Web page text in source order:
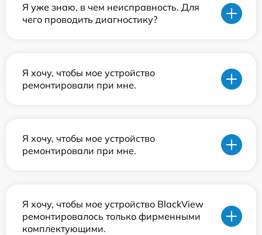
Я уже знаю, в чем неисправность. Для
чего проводить диагностику?
Я хочу, чтобы мое устройство
ремонтировали при мне.
Я хочу, чтобы мое устройство
ремонтировали при мне.
Я хочу, чтобы мое устройство BlackView
ремонтировалось только фирменными
комплектующими.